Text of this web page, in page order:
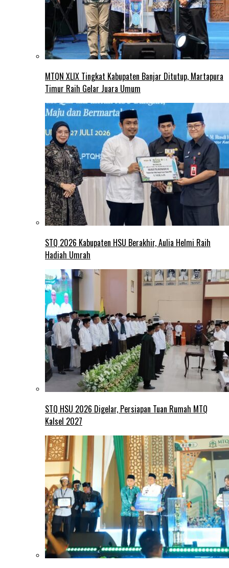
MTQN XLIX Tingkat Kabupaten Banjar Ditutup, Martapura
Timur Raih Gelar Juara Umum
STQ 2026 Kabupaten HSU Berakhir, Aulia Helmi Raih
Hadiah Umrah
STQ HSU 2026 Digelar, Persiapan Tuan Rumah MTQ
Kalsel 2027